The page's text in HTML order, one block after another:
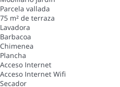
Parcela vallada
75 m² de terraza
Lavadora
Barbacoa
Chimenea
Plancha
Acceso Internet
Acceso Internet Wifi
Secador